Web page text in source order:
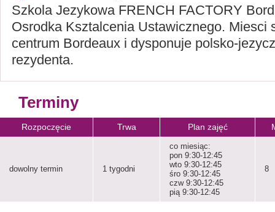
Szkola Jezykowa FRENCH FACTORY
Osrodka Ksztalcenia Ustawicznego. Miesci
centrum Bordeaux i dysponuje polsko-
rezydenta.
Terminy
Rozpoczęcie Trwa Plan zajęć
dowolny termin 1 tygodni
co miesiąc:
pon 9:30-12:45
wto 9:30-12:45
śro 9:30-12:45
czw 9:30-12:45
pią 9:30-12:45
8